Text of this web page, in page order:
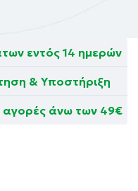
εντός 14 ημερών
& Υποστήριξη
άνω των 49€